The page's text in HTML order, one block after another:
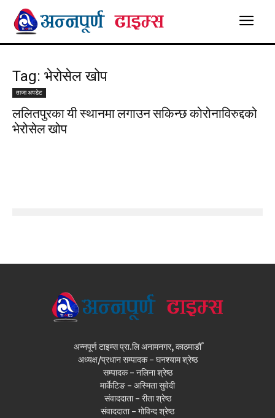
Tag: भेरोसेल खोप
ताजा अपडेट
ललितपुरका यी स्थानमा लगाउन सकिन्छ कोरोनाविरुद्दको
भेरोसेल खोप
अन्नपूर्ण टाइम्स प्रा.लि अनामनगर, काठमाडौँ
अध्यक्ष/प्रधान सम्पादक - घनश्याम श्रेष्ठ
सम्पादक - नलिना श्रेष्ठ
मार्केटिङ - अस्मिता सुवेदी
संवाददाता - रीता श्रेष्ठ
संवाददाता - गोविन्द श्रेष्ठ